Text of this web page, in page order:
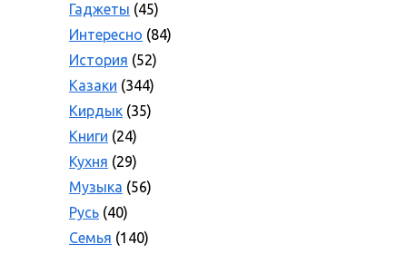
Гаджеты (45)
Интересно (84)
История (52)
Казаки (344)
Кирдык (35)
Книги (24)
Кухня (29)
Музыка (56)
Русь (40)
Семья (140)